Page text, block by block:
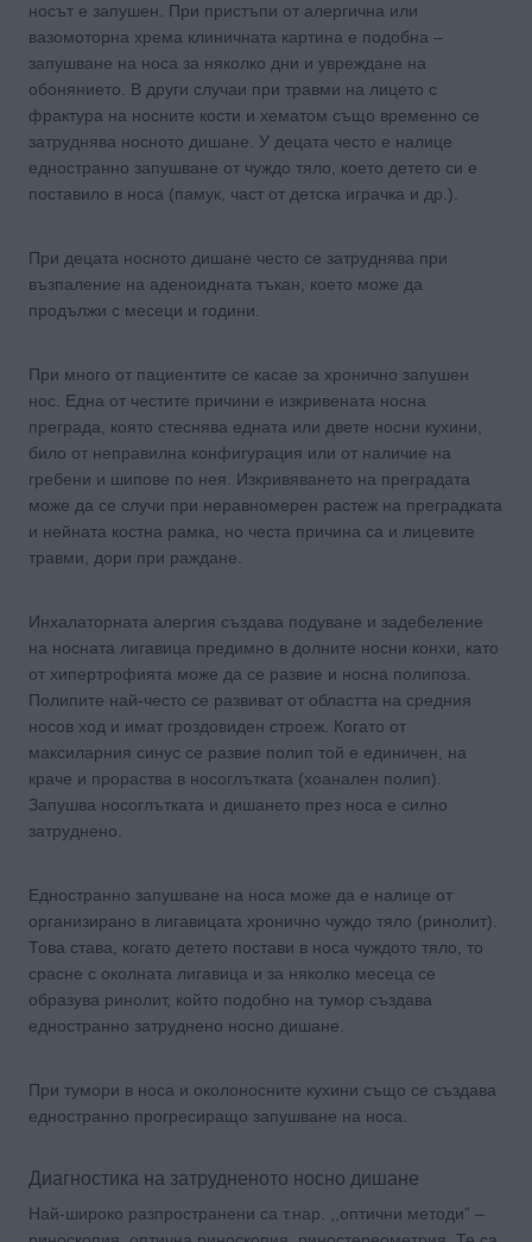
носът е запушен. При пристъпи от алергична или
вазомоторна хрема клиничната картина е подобна –
запушване на носа за няколко дни и увреждане на
обонянието. В други случаи при травми на лицето с
фрактура на носните кости и хематом също временно се
затруднява носното дишане. У децата често е налице
едностранно запушване от чуждо тяло, което детето си е
поставило в носа (памук, част от детска играчка и др.).
При децата носното дишане често се затруднява при
възпаление на аденоидната тъкан, което може да
продължи с месеци и години.
При много от пациентите се касае за хронично запушен
нос. Една от честите причини е изкривената носна
преграда, която стеснява едната или двете носни кухини,
било от неправилна конфигурация или от наличие на
гребени и шипове по нея. Изкривяването на преградата
може да се случи при неравномерен растеж на преградката
и нейната костна рамка, но честа причина са и лицевите
травми, дори при раждане.
Инхалаторната алергия създава подуване и задебеление
на носната лигавица предимно в долните носни конхи, като
от хипертрофията може да се развие и носна полипоза.
Полипите най-често се развиват от областта на средния
носов ход и имат гроздовиден строеж. Когато от
максиларния синус се развие полип той е единичен, на
краче и прораства в носоглътката (хоанален полип).
Запушва носоглътката и дишането през носа е силно
затруднено.
Едностранно запушване на носа може да е налице от
организирано в лигавицата хронично чуждо тяло (ринолит).
Това става, когато детето постави в носа чуждото тяло, то
срасне с околната лигавица и за няколко месеца се
образува ринолит, който подобно на тумор създава
едностранно затруднено носно дишане.
При тумори в носа и околоносните кухини също се създава
едностранно прогресиращо запушване на носа.
Диагностика на затрудненото носно дишане
Най-широко разпространени са т.нар. ,,оптични методи” –